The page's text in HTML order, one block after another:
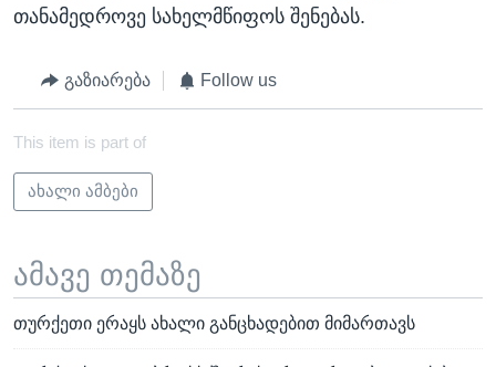
თანამედროვე სახელმწიფოს შენებას.
გაზიარება Follow us
This item is part of
ახალი ამბები
ამავე თემაზე
თურქეთი ერაყს ახალი განცხადებით მიმართავს